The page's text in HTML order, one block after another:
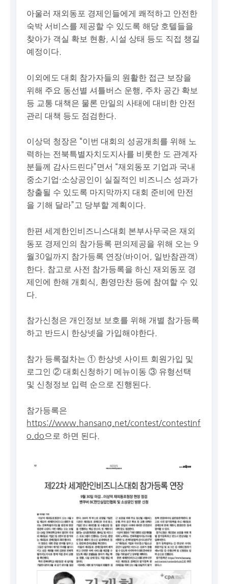
아울러 재외동포 경제인들에게 쾌적하고 안전한
숙박 서비스를 제공할 수 있도록 해당 호텔들을
찾아가 객실 확보 현황, 시설 상태 등도 직접 챙길
예정이다.
이외에도 대회 참가자들의 원활한 접근 보장을
위해 주요 동선별 셔틀버스 운행, 주차 공간 확보
등 교통 대책은 물론 만일의 사태에 대비한 안전
관리 대책 등도 점검한다.
이상덕 청장은 “이번 대회의 성공개최를 위해 노
력하는 전북특별자치도지사를 비롯한 도 관계자
분들께 감사드린다”면서 “재외동포 기업과 국내
중소기업·소상공인이 실질적인 비즈니스 성과가
창출될 수 있도록 마지막까지 대회 준비에 만전
을 기해 달라”고 당부할 계획이다.
한편 세계한인비즈니스대회 본부사무국은 재외
동포 경제인의 참가등록 편의제공을 위해 오는 9
월30일까지 참가등록 연장(바이어, 일반참관객)
한다. 참고로 사전 참가등록을 하신 재외동포 경
제인에 한해 개회식, 환영만찬 등에 참여할 수 있
다.
참가신청은 개인정보 보호를 위해 개별 참가등록
하고 반드시 한상넷을 가입해야한다.
참가 등록절차는 ① 한상넷 사이트 회원가입 및
로그인 ② 대회신청하기 메뉴이동 ③ 유형선택
및 신청정보 입력 순으로 진행된다.
참가등록은
https://www.hansang.net/contest/contestInf
o.do으로 하면 된다.